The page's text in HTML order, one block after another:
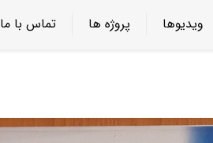
ویدیوها پروژه ها تماس با ما